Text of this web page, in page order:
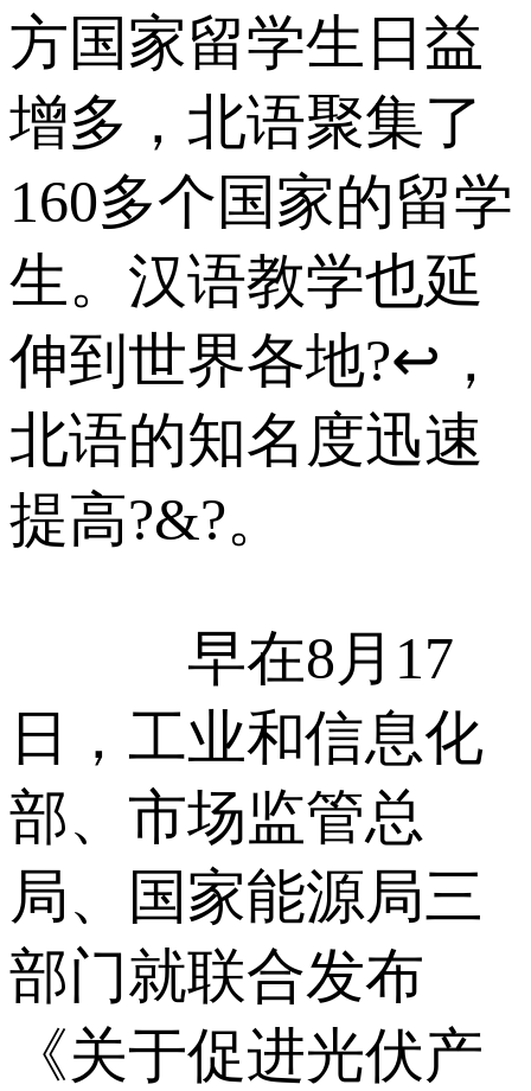
方国家留学生日益
增多，北语聚集了
160多个国家的留学
生。汉语教学也延
伸到世界各地?↩，
北语的知名度迅速
提高?&?。
早在8月17
日，工业和信息化
部、市场监管总
局、国家能源局三
部门就联合发布
《关于促进光伏产